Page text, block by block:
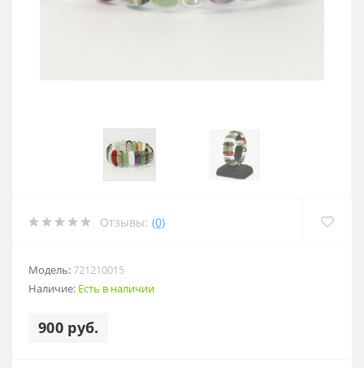
Отзывы: (0)
Модель:721210015
Наличие: Есть в наличии
900 руб.